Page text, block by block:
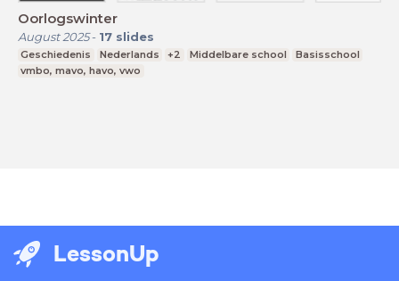
Oorlogswinter
August 2025- 17 slides
Geschiedenis Nederlands +2 Middelbare school
Basisschool
vmbo, mavo, havo, vwo
LessonUp